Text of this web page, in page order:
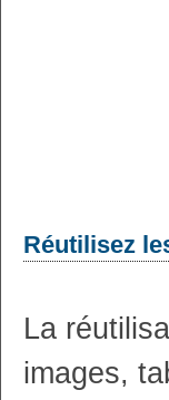
Réutilisez
La
images,